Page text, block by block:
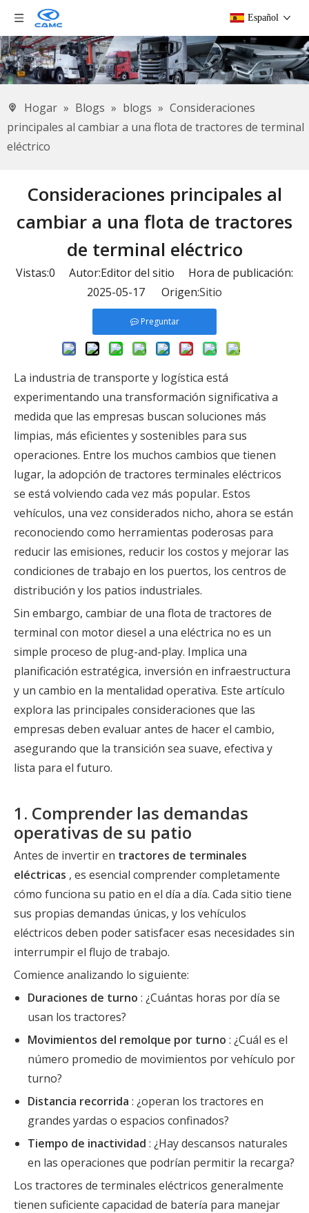
Español
Hogar » Blogs » blogs » Consideraciones
principales al cambiar a una flota de tractores de terminal
eléctrico
Consideraciones principales al
cambiar a una flota de tractores
de terminal eléctrico
Vistas:0 Autor:Editor del sitio Hora de publicación:
2025-05-17 Origen:Sitio
Preguntar
La industria de transporte y logística está
experimentando una transformación significativa a
medida que las empresas buscan soluciones más
limpias, más eficientes y sostenibles para sus
operaciones. Entre los muchos cambios que tienen
lugar, la adopción de tractores terminales eléctricos
se está volviendo cada vez más popular. Estos
vehículos, una vez considerados nicho, ahora se están
reconociendo como herramientas poderosas para
reducir las emisiones, reducir los costos y mejorar las
condiciones de trabajo en los puertos, los centros de
distribución y los patios industriales.
Sin embargo, cambiar de una flota de tractores de
terminal con motor diesel a una eléctrica no es un
simple proceso de plug-and-play. Implica una
planificación estratégica, inversión en infraestructura
y un cambio en la mentalidad operativa. Este artículo
explora las principales consideraciones que las
empresas deben evaluar antes de hacer el cambio,
asegurando que la transición sea suave, efectiva y
lista para el futuro.
1. Comprender las demandas
operativas de su patio
Antes de invertir en tractores de terminales
eléctricas , es esencial comprender completamente
cómo funciona su patio en el día a día. Cada sitio tiene
sus propias demandas únicas, y los vehículos
eléctricos deben poder satisfacer esas necesidades sin
interrumpir el flujo de trabajo.
Comience analizando lo siguiente:
Duraciones de turno : ¿Cuántas horas por día se
usan los tractores?
Movimientos del remolque por turno : ¿Cuál es el
número promedio de movimientos por vehículo por
turno?
Distancia recorrida : ¿operan los tractores en
grandes yardas o espacios confinados?
Tiempo de inactividad : ¿Hay descansos naturales
en las operaciones que podrían permitir la recarga?
Los tractores de terminales eléctricos generalmente
tienen suficiente capacidad de batería para manejar